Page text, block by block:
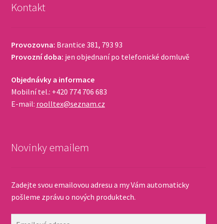
Kontakt
Provozovna: Brantice 381, 793 93
Provozní doba: jen objednaní po telefonické domluvě
Objednávky a informace
Mobilní tel.: +420 774 706 683
E-mail: roolltex@seznam.cz
Novinky emailem
Zadejte svou emailovou adresu a my Vám automaticky
pošleme zprávu o nových produktech.